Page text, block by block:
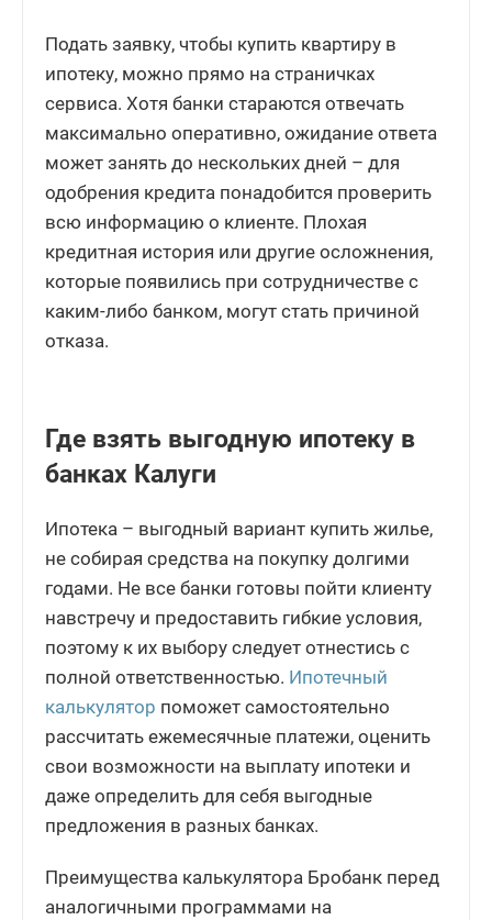
Подать заявку, чтобы купить квартиру в
ипотеку, можно прямо на страничках
сервиса. Хотя банки стараются отвечать
максимально оперативно, ожидание ответа
может занять до нескольких дней – для
одобрения кредита понадобится проверить
всю информацию о клиенте. Плохая
кредитная история или другие осложнения,
которые появились при сотрудничестве с
каким-либо банком, могут стать причиной
отказа.
Где взять выгодную ипотеку в
банках Калуги
Ипотека – выгодный вариант купить жилье,
не собирая средства на покупку долгими
годами. Не все банки готовы пойти клиенту
навстречу и предоставить гибкие условия,
поэтому к их выбору следует отнестись с
полной ответственностью. Ипотечный
калькулятор поможет самостоятельно
рассчитать ежемесячные платежи, оценить
свои возможности на выплату ипотеки и
даже определить для себя выгодные
предложения в разных банках.
Преимущества калькулятора Бробанк перед
аналогичными программами на